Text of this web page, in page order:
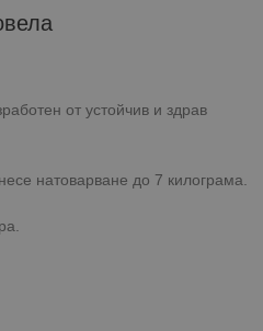
от устойчив и здрав
натоварване до 7 килограма.